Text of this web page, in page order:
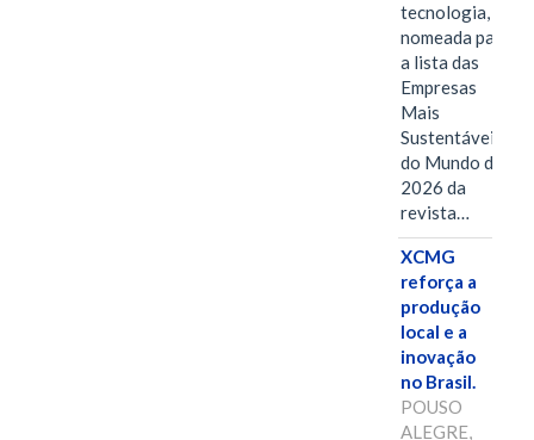
tecnologia, foi
nomeada para
a lista das
Empresas
Mais
Sustentáveis
do Mundo de
2026 da
revista…
XCMG
reforça a
produção
local e a
inovação
no Brasil.
POUSO
ALEGRE,